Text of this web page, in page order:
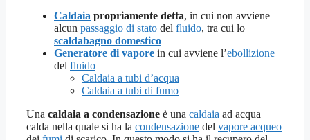
Caldaia propriamente detta, in cui non avviene
alcun passaggio di stato del fluido, tra cui lo
scaldabagno domestico
Generatore di vapore in cui avviene l’ebollizione
del fluido
Caldaia a tubi d’acqua
Caldaia a tubi di fumo
Una caldaia a condensazione è una caldaia ad acqua
calda nella quale si ha la condensazione del vapore acqueo